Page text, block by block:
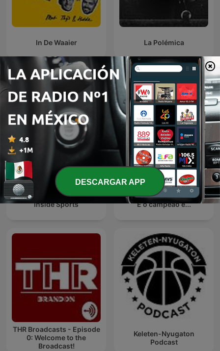
In De Waaier La Polémica
Más podcasts internacionales de Deportes
Inside Sports E o campeão é...
THR Broadcasts - Episode
0: Welcome to the
Broadcast!
Keleten-Nyugaton
Podcast
DESCARGAR APP